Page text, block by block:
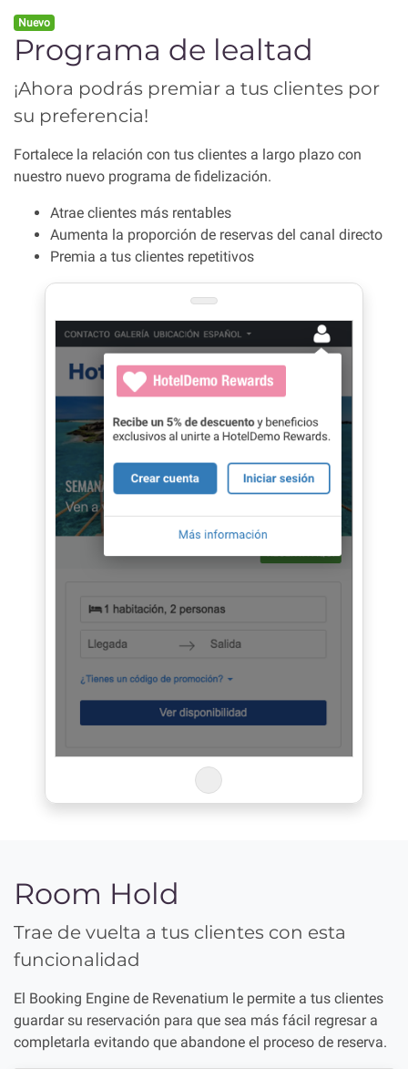
Nuevo
Programa de lealtad
¡Ahora podrás premiar a tus clientes por
su preferencia!
Fortalece la relación con tus clientes a largo plazo con
nuestro nuevo programa de fidelización.
Atrae clientes más rentables
Aumenta la proporción de reservas del canal directo
Premia a tus clientes repetitivos
Room Hold
Trae de vuelta a tus clientes con esta
funcionalidad
El Booking Engine de Revenatium le permite a tus clientes
guardar su reservación para que sea más fácil regresar a
completarla evitando que abandone el proceso de reserva.